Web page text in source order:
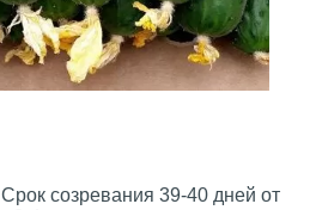
созревания 39-40 дней от